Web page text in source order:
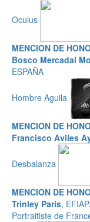
Oculus
MENCION DE
Bosco Mercadal
ESPAÑA
Hombre Aguila
MENCION DE
Francisco Aviles
Desbalanza
MENCION DE
Trinley Paris,
Portraitiste de